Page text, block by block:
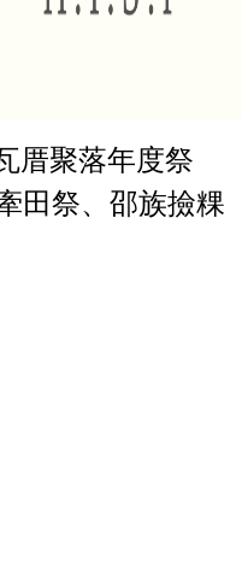
厝聚落年度祭
田祭、邵族撿粿